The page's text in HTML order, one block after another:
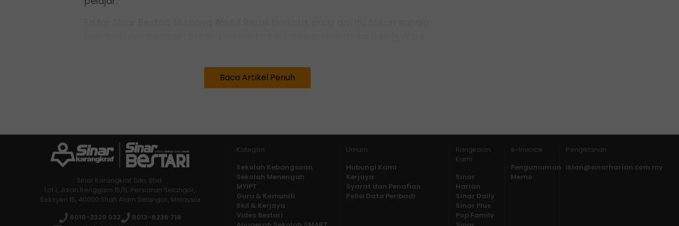
“Melalui bengkel ini, kita dapat lihat bagaimana murid-murid berani
mencuba, tampil ke hadapan dan menyampaikan idea mereka. Ini
Menurut beliau, sebagai platform pendidikan yang aktif turun padang,Sinar
Bestari komited untuk terus berkongsi ilmu dan pengalaman bersama
warga sekolah melalui pelbagai program berimpak.
Baca Artikel Penuh
Sinar Karangkraf Sdn. Bhd.
Lot 1, Jalan Renggam 15/5, Persiaran Selangor,
Seksyen 15, 40000 Shah Alam Selangor, Malaysia
6019-2329 032
6013-6236 716
Kategori
Sekolah Kebangsaan
Sekolah Menengah
MYIPT
Guru & Komuniti
Skil & Kerjaya
Video Bestari
Umum
Hubungi Kami
Kerjaya
Syarat dan Penafian
Polisi Data Peribadi
Rangkaian
Kami
Sinar
Harian
Sinar Daily
Sinar Plus
Pop Family
e-Invoice
Pengumuman
Memo
Pengiklanan
iklan@sinarharian.com.my